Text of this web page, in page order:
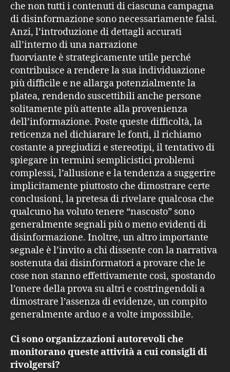
che non tutti i contenuti di ciascuna campagna
di disinformazione sono necessariamente falsi.
Anzi, l’introduzione di dettagli accurati
all’interno di una narrazione
fuorviante è strategicamente utile perché
contribuisce a rendere la sua individuazione
più difficile e ne allarga potenzialmente la
platea, rendendo suscettibili anche persone
solitamente più attente alla provenienza
dell’informazione. Poste queste difficoltà, la
reticenza nel dichiarare le fonti, il richiamo
costante a pregiudizi e stereotipi, il tentativo di
spiegare in termini semplicistici problemi
complessi, l’allusione e la tendenza a suggerire
implicitamente piuttosto che dimostrare certe
conclusioni, la pretesa di rivelare qualcosa che
qualcuno ha voluto tenere “nascosto” sono
generalmente segnali più o meno evidenti di
disinformazione. Inoltre, un altro importante
segnale è l’invito a chi dissente con la narrativa
sostenuta dai disinformatori a provare che le
cose non stanno effettivamente così, spostando
l’onere della prova su altri e costringendoli a
dimostrare l’assenza di evidenze, un compito
generalmente arduo e a volte impossibile.
Ci sono organizzazioni autorevoli che
monitorano queste attività a cui consigli di
rivolgersi?